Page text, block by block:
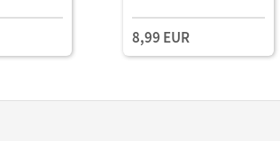
8,99 EUR